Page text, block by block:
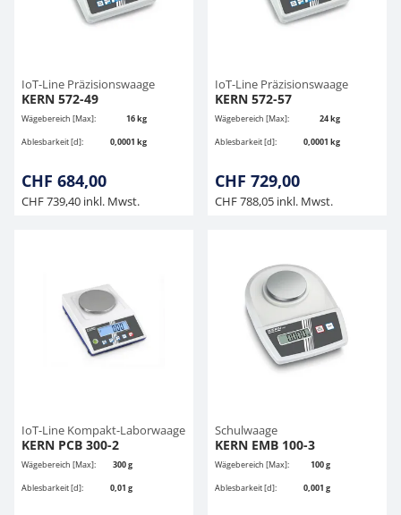
IoT-Line Präzisionswaage
KERN 572-49
Wägebereich [Max]:
16 kg
Ablesbarkeit [d]:
0,0001 kg
CHF 684,00
CHF 739,40 inkl. Mwst.
IoT-Line Präzisionswaage
KERN 572-57
Wägebereich [Max]:
24 kg
Ablesbarkeit [d]:
0,0001 kg
CHF 729,00
CHF 788,05 inkl. Mwst.
IoT-Line Kompakt-Laborwaage
KERN PCB 300-2
Wägebereich [Max]:
300 g
Ablesbarkeit [d]:
0,01 g
Schulwaage
KERN EMB 100-3
Wägebereich [Max]:
100 g
Ablesbarkeit [d]:
0,001 g